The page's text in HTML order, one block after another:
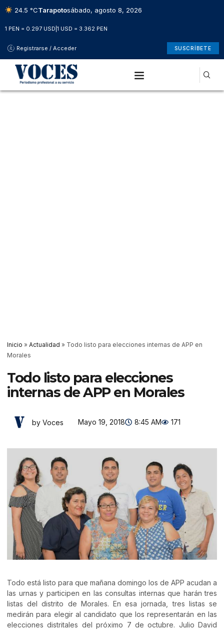
24.5 °CTarapotosábado, agosto 8, 2026
1 PEN = 0.297 USD 1 USD = 3.362 PEN
Registrarse / Acceder SUSCRÍBETE
Inicio » Actualidad » Todo listo para elecciones internas de APP en
Morales
Todo listo para elecciones
internas de APP en Morales
by Voces Mayo 19, 2018 8:45 AM 171
Todo está listo para que mañana domingo los de APP acudan a
las urnas y participen en las consultas internas que harán tres
listas del distrito de Morales. En esa jornada, tres listas se
medirán para elegir al candidato que los representarán en las
elecciones distritales del próximo 7 de octubre. Julio David